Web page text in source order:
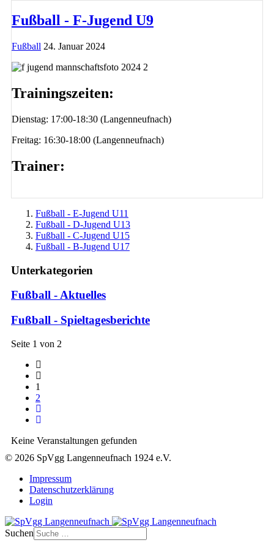
Fußball - F-Jugend U9
Fußball 24. Januar 2024
Trainingszeiten:
Dienstag: 17:00-18:30 (Langenneufnach)
Freitag: 16:30-18:00 (Langenneufnach)
Trainer:
Fußball - E-Jugend U11
Fußball - D-Jugend U13
Fußball - C-Jugend U15
Fußball - B-Jugend U17
Unterkategorien
Fußball - Aktuelles
Fußball - Spieltagesberichte
Seite 1 von 2
1
2
Keine Veranstaltungen gefunden
© 2026 SpVgg Langenneufnach 1924 e.V.
Impressum
Datenschutzerklärung
Login
Suchen